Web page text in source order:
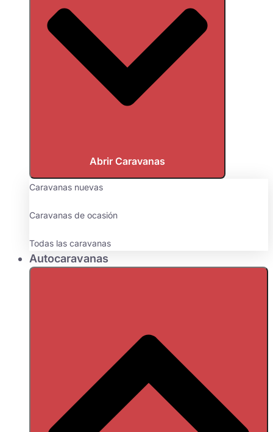
Abrir Caravanas
Caravanas nuevas
Caravanas de ocasión
Todas las caravanas
Autocaravanas